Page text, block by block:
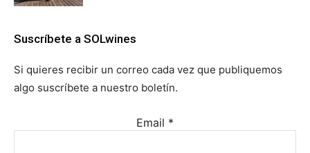
Suscríbete a SOLwines
Si quieres recibir un correo cada vez que publiquemos
algo suscríbete a nuestro boletín.
Email *